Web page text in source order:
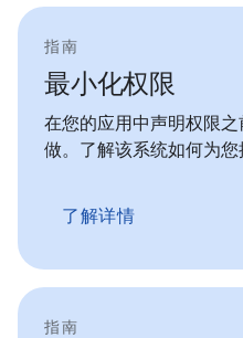
指南
最小化权限
在您的应用中声明权限
做。了解该系统如何为您
了解详情
指南